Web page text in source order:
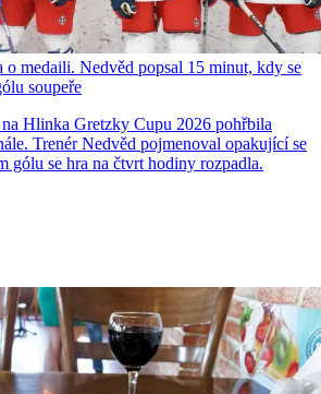
o medaili. Nedvěd popsal 15 minut, kdy se
soupeře
Hlinka Gretzky Cupu 2026 pohřbila
Trenér Nedvěd pojmenoval opakující se
gólu se hra na čtvrt hodiny rozpadla.